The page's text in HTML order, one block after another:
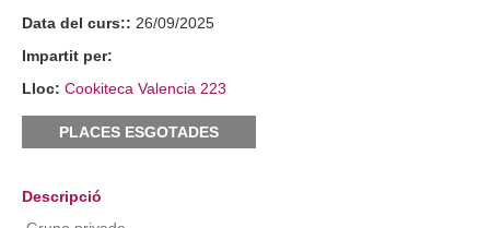
Data del curs:: 26/09/2025
Impartit per:
Lloc: Cookiteca Valencia 223
PLACES ESGOTADES
Descripció